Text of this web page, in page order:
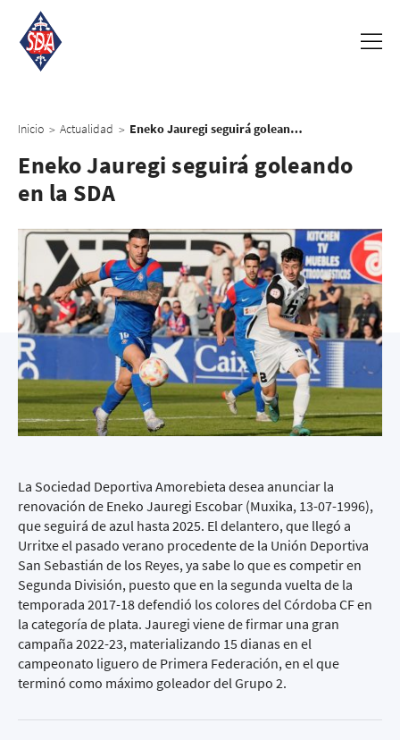
Inicio > Actualidad > Eneko Jauregi seguirá goleando en la SDA
Eneko Jauregi seguirá goleando
en la SDA
La Sociedad Deportiva Amorebieta desea anunciar la
renovación de Eneko Jauregi Escobar (Muxika, 13-07-1996),
que seguirá de azul hasta 2025. El delantero, que llegó a
Urritxe el pasado verano procedente de la Unión Deportiva
San Sebastián de los Reyes, ya sabe lo que es competir en
Segunda División, puesto que en la segunda vuelta de la
temporada 2017-18 defendió los colores del Córdoba CF en
la categoría de plata. Jauregi viene de firmar una gran
campaña 2022-23, materializando 15 dianas en el
campeonato liguero de Primera Federación, en el que
terminó como máximo goleador del Grupo 2.